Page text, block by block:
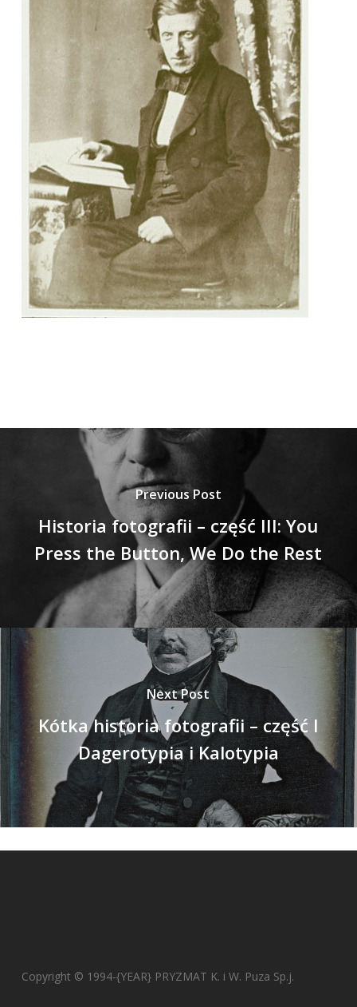
Previous Post
Historia fotografii – część III: You
Press the Button, We Do the Rest
Next Post
Kótka historia fotografii – część I
Dagerotypia i Kalotypia
Copyright © 1994-{YEAR} PRYZMAT K. i W. Puza Sp.j.